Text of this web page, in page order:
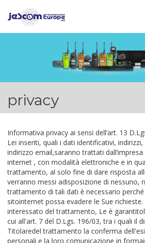
privacy
Informativa privacy ai sensi dell’art. 13
Lei inseriti, quali i dati identificativi,
indirizzo email,saranno trattati
internet , con modalità elettroniche e in
trattamento, al solo fine di dare risposta
verranno messi adisposizione di nessuno,
trattamento di tali dati è necessario
sitointernet possa evadere le Sue
interessato del trattamento, Le è
cui all'art. 7 del D.Lgs. 196/03, tra i quali il
Titolaredel trattamento la conferma
personali e la loro comunicazione in